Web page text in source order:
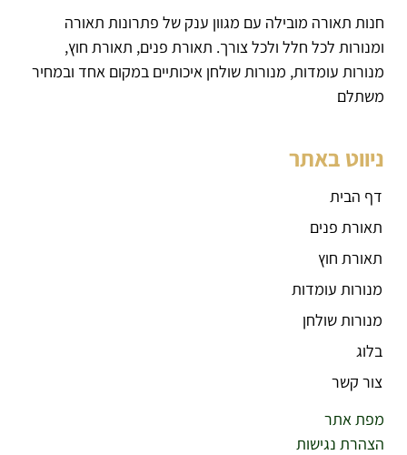
חנות תאורה מובילה עם מגוון ענק של פתרונות תאורה
ומנורות לכל חלל ולכל צורך. תאורת פנים, תאורת חוץ,
מנורות עומדות, מנורות שולחן איכותיים במקום אחד ובמחיר
משתלם
ניווט באתר
דף הבית
תאורת פנים
תאורת חוץ
מנורות עומדות
מנורות שולחן
בלוג
צור קשר
מפת אתר
הצהרת נגישות